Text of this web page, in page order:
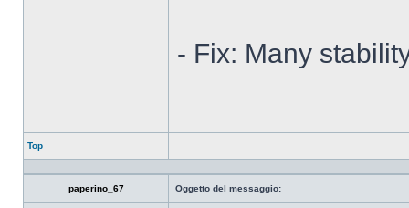
- Fix: Many
Top
paperino_67 Oggetto del messaggio: